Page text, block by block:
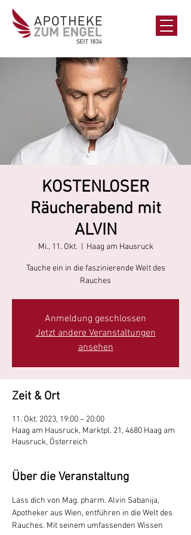
KOSTENLOSER
Räucherabend mit
ALVIN
Mi., 11. Okt. Haag am Hausruck
Tauche ein in die faszinierende Welt des
Rauches
Anmeldung geschlossen
Jetzt andere Veranstaltungen
ansehen
Zeit & Ort
11. Okt. 2023, 19:00 – 20:00
Haag am Hausruck, Marktpl. 21, 4680 Haag am
Hausruck, Österreich
Über die Veranstaltung
Lass dich von Mag. pharm. Alvin Sabanija,
Apotheker aus Wien, entführen in die Welt des
Rauches. Mit seinem umfassenden Wissen